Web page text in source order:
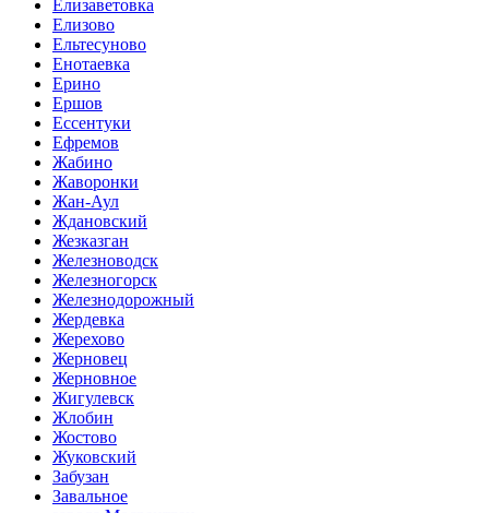
Елизаветовка
Елизово
Ельтесуново
Енотаевка
Ерино
Ершов
Ессентуки
Ефремов
Жабино
Жаворонки
Жан-Аул
Ждановский
Жезказган
Железноводск
Железногорск
Железнодорожный
Жердевка
Жерехово
Жерновец
Жерновное
Жигулевск
Жлобин
Жостово
Жуковский
Забузан
Завальное